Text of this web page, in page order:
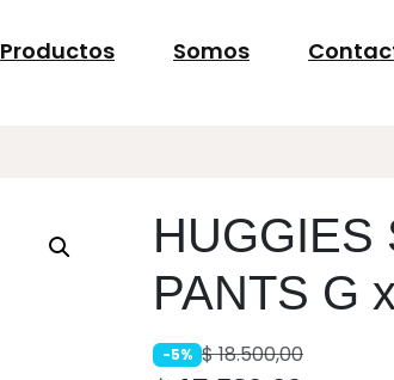
Productos Somos
HUGGIES
PANTS G
-5% $18.500,00